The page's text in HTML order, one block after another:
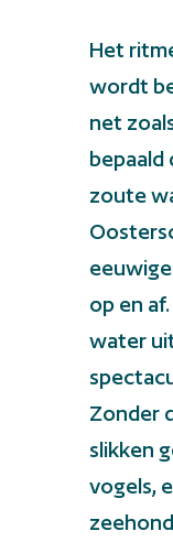
Getij
Het
wordt
net
bepaald
zoute
op en
water
Zonder
slikken
vogels,